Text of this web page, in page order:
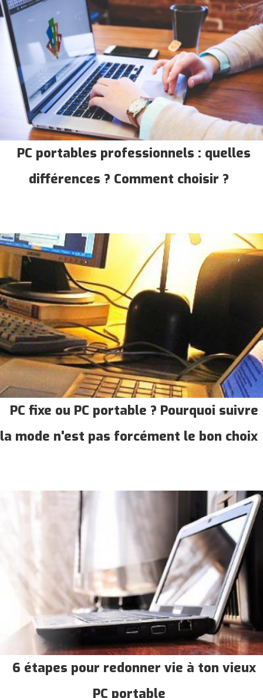
PC portables professionnels : quelles
différences ? Comment choisir ?
PC fixe ou PC portable ? Pourquoi suivre
la mode n'est pas forcément le bon choix
6 étapes pour redonner vie à ton vieux
PC portable